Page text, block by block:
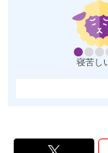
寝苦し